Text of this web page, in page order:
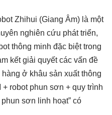
Zhihui (Giang Âm) là một
nghiên cứu phát triển,
thông minh đặc biệt trong
kết giải quyết các vấn đề
ở khâu sản xuất thông
robot phun sơn + quy trình
sơn linh hoạt” có